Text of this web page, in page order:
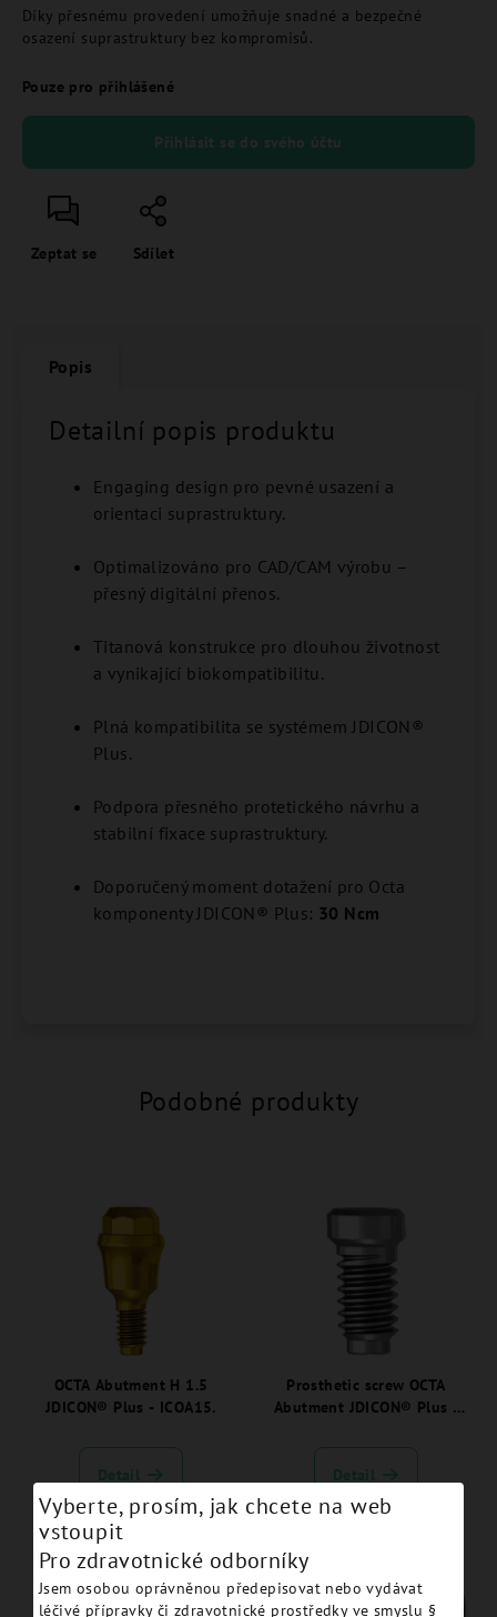
Díky přesnému provedení umožňuje snadné a bezpečné
osazení suprastruktury bez kompromisů.
Pouze pro přihlášené
Přihlásit se do svého účtu
Zeptat se Sdílet
Popis
Detailní popis produktu
Engaging design pro pevné usazení a
orientaci suprastruktury.
Optimalizováno pro CAD/CAM výrobu –
přesný digitální přenos.
Titanová konstrukce pro dlouhou životnost
a vynikající biokompatibilitu.
Plná kompatibilita se systémem JDICON®
Plus.
Podpora přesného protetického návrhu a
stabilní fixace suprastruktury.
Doporučený moment dotažení pro Octa
komponenty JDICON® Plus: 30 Ncm
Podobné produkty
OCTA Abutment H 1.5
JDICON® Plus - ICOA15.
Detail
Prosthetic screw OCTA
Abutment JDICON® Plus -
Detail
Vyberte, prosím, jak chcete na web
vstoupit
Pro zdravotnické odborníky
Jsem osobou oprávněnou předepisovat nebo vydávat
léčivé přípravky či zdravotnické prostředky ve smyslu §